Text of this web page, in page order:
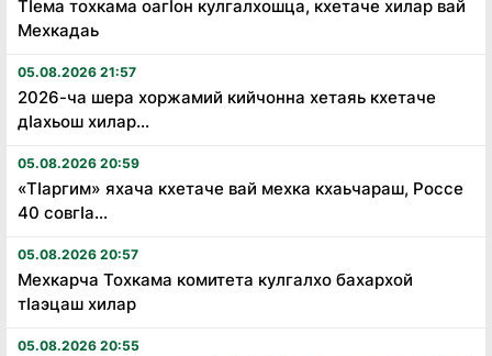
Тӏема тохкама оагӏон кулгалхошца, кхетаче хилар вай
Мехкадаь
05.08.2026 21:57
2026-ча шера хоржамий кийчонна хетаяь кхетаче
дӏахьош хилар...
05.08.2026 20:59
«Тӏаргим» яхача кхетаче вай мехка кхаьчараш, Россе
40 совгӏа...
05.08.2026 20:57
Мехкарча Тохкама комитета кулгалхо бахархой
тӏаэцаш хилар
05.08.2026 20:55